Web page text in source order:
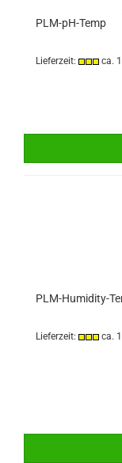
PLM-pH-Temp
Lieferzeit: ca.
PLM-Humidity-
Lieferzeit: ca.